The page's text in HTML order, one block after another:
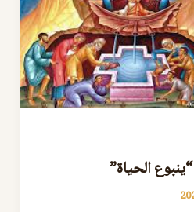
الحياة”